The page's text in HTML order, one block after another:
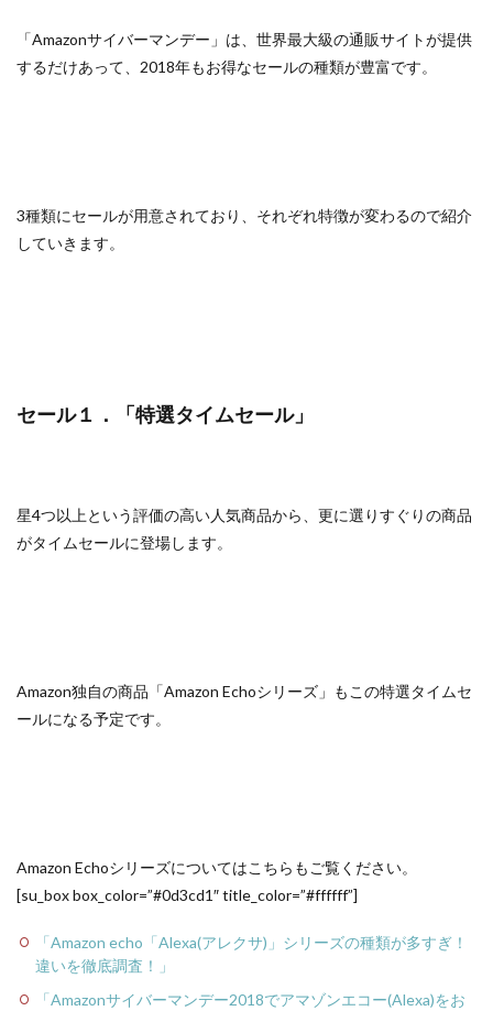
「Amazonサイバーマンデー」は、世界最大級の通販サイトが提供
するだけあって、2018年もお得なセールの種類が豊富です。
3種類にセールが用意されており、それぞれ特徴が変わるので紹介
していきます。
セール１．「特選タイムセール」
星4つ以上という評価の高い人気商品から、更に選りすぐりの商品
がタイムセールに登場します。
Amazon独自の商品「Amazon Echoシリーズ」もこの特選タイムセ
ールになる予定です。
Amazon Echoシリーズについてはこちらもご覧ください。
[su_box box_color=”#0d3cd1″ title_color=”#ffffff”]
「Amazon echo「Alexa(アレクサ)」シリーズの種類が多すぎ！
違いを徹底調査！」
「Amazonサイバーマンデー2018でアマゾンエコー(Alexa)をお